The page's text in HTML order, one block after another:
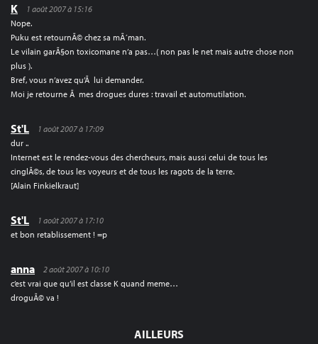
K
1 août 2007 à 15:16
Nope.
Puku est retournÃ© chez sa mÃ´man.
Le vilain garÃ§on toxicomane n’a pas…( non pas le net mais autre chose non
plus ).
Bref, vous n’avez qu’Ã lui demander.
Moi je retourne Ã mes drogues dures : travail et automutilation.
St'L
1 août 2007 à 17:09
dur ..
Internet est le rendez-vous des chercheurs, mais aussi celui de tous les
cinglÃ©s, de tous les voyeurs et de tous les ragots de la terre.
[Alain Finkielkraut]
St'L
1 août 2007 à 17:10
et bon retablissement ! =p
anna
2 août 2007 à 10:10
c’est vrai que qu’il est classe K quand meme…
droguÃ© va !
AILLEURS